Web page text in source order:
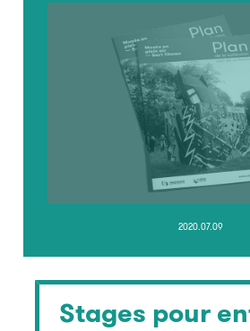
2020.07.09
Stages pour